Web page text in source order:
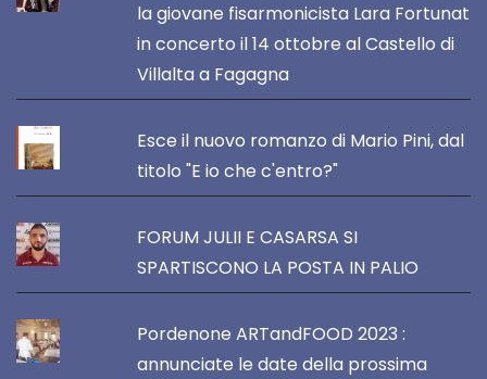
la giovane fisarmonicista Lara Fortunat
in concerto il 14 ottobre al Castello di
Villalta a Fagagna
Esce il nuovo romanzo di Mario Pini, dal
titolo "E io che c'entro?"
FORUM JULII E CASARSA SI
SPARTISCONO LA POSTA IN PALIO
Pordenone ARTandFOOD 2023 :
annunciate le date della prossima